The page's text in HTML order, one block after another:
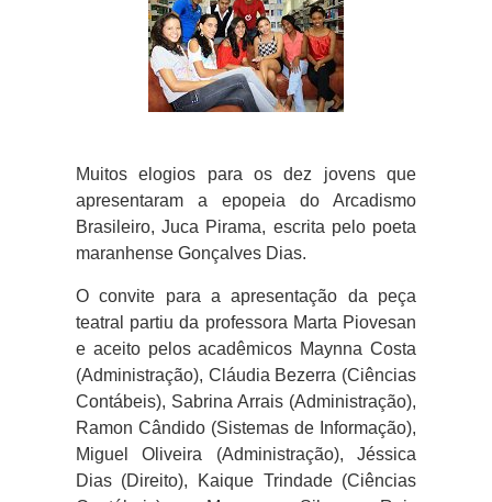
Muitos elogios para os dez jovens que
apresentaram a epopeia do Arcadismo
Brasileiro, Juca Pirama, escrita pelo poeta
maranhense Gonçalves Dias.
O convite para a apresentação da peça
teatral partiu da professora Marta Piovesan
e aceito pelos acadêmicos Maynna Costa
(Administração), Cláudia Bezerra (Ciências
Contábeis), Sabrina Arrais (Administração),
Ramon Cândido (Sistemas de Informação),
Miguel Oliveira (Administração), Jéssica
Dias (Direito), Kaique Trindade (Ciências